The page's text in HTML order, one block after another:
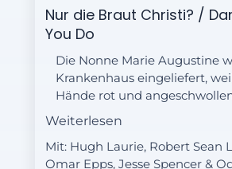
Nur die Braut Christi? /
You Do
Die Nonne Marie Augustine
Krankenhaus eingeliefert,
Hände rot und
sowie blutende Wundmale
davon überzeugt, dass es
Symptomen um göttliche
Weiterlesen
Mit: Hugh Laurie, Robert Sean
Omar Epps, Jesse Spencer &